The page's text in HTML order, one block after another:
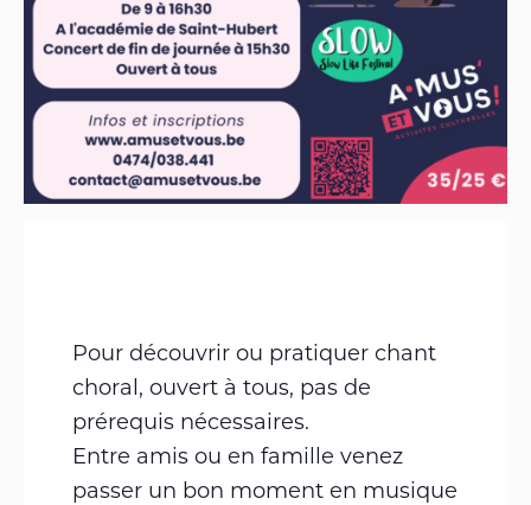
Pour découvrir ou pratiquer chant
choral, ouvert à tous, pas de
prérequis nécessaires.
Entre amis ou en famille venez
passer un bon moment en musique